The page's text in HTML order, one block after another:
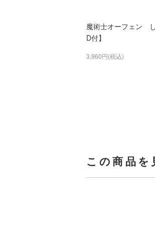
魔術士オーフェン
D付】
3,960円(税込)
この商品